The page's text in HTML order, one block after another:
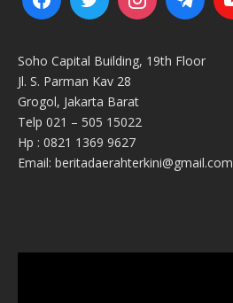
Soho Capital Building, 19th Floor
Jl. S. Parman Kav 28
Grogol, Jakarta Barat
Telp 021 – 505 15022
Hp : 0821 1369 9627
Email: beritadaerahterkini@gmail.com